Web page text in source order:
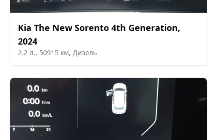
Kia The New Sorento 4th Generation,
2024
2.2 л., 50915 км, Дизель